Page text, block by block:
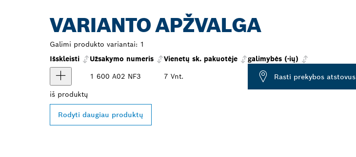
VARIANTO APŽVALGA
Galimi produkto variantai: 1
Išskleisti
Užsakymo numeris Vienetų sk. pakuotėje
galimybės (-ių)
1 600 A02 NF3
7 Vnt. Rasti prekybos atstovus
iš produktų
Rodyti daugiau produktų